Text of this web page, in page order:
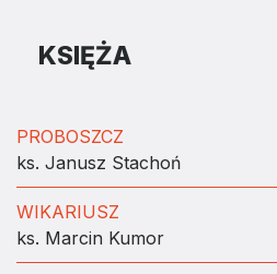
KSIĘŻA
PROBOSZCZ
ks. Janusz Stachoń
WIKARIUSZ
ks. Marcin Kumor